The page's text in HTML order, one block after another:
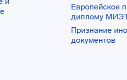
Европейское
диплому
Признание
документов